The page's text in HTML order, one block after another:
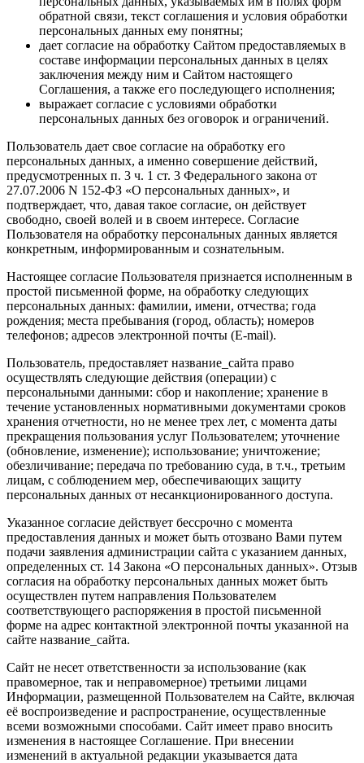
обратной связи, текст соглашения и условия обработки
персональных данных ему понятны;
дает согласие на обработку Сайтом предоставляемых в
составе информации персональных данных в целях
заключения между ним и Сайтом настоящего
Соглашения, а также его последующего исполнения;
выражает согласие с условиями обработки
персональных данных без оговорок и ограничений.
Пользователь дает свое согласие на обработку его
персональных данных, а именно совершение действий,
предусмотренных п. 3 ч. 1 ст. 3 Федерального закона от
27.07.2006 N 152-ФЗ «О персональных данных», и
подтверждает, что, давая такое согласие, он действует
свободно, своей волей и в своем интересе. Согласие
Пользователя на обработку персональных данных является
конкретным, информированным и сознательным.
Настоящее согласие Пользователя признается исполненным в
простой письменной форме, на обработку следующих
персональных данных: фамилии, имени, отчества; года
рождения; места пребывания (город, область); номеров
телефонов; адресов электронной почты (E-mail).
Пользователь, предоставляет название_сайта право
осуществлять следующие действия (операции) с
персональными данными: сбор и накопление; хранение в
течение установленных нормативными документами сроков
хранения отчетности, но не менее трех лет, с момента даты
прекращения пользования услуг Пользователем; уточнение
(обновление, изменение); использование; уничтожение;
обезличивание; передача по требованию суда, в т.ч., третьим
лицам, с соблюдением мер, обеспечивающих защиту
персональных данных от несанкционированного доступа.
Указанное согласие действует бессрочно с момента
предоставления данных и может быть отозвано Вами путем
подачи заявления администрации сайта с указанием данных,
определенных ст. 14 Закона «О персональных данных». Отзыв
согласия на обработку персональных данных может быть
осуществлен путем направления Пользователем
соответствующего распоряжения в простой письменной
форме на адрес контактной электронной почты указанной на
сайте название_сайта.
Сайт не несет ответственности за использование (как
правомерное, так и неправомерное) третьими лицами
Информации, размещенной Пользователем на Сайте, включая
её воспроизведение и распространение, осуществленные
всеми возможными способами. Сайт имеет право вносить
изменения в настоящее Соглашение. При внесении
изменений в актуальной редакции указывается дата